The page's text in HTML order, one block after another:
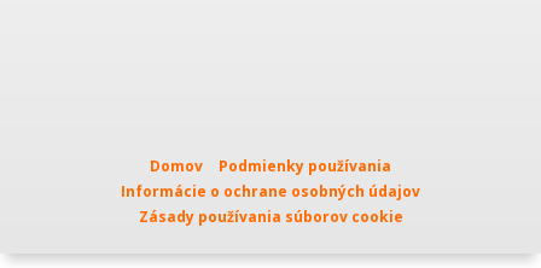
Domov
Podmienky používania
Informácie o ochrane osobných údajov
Zásady používania súborov cookie